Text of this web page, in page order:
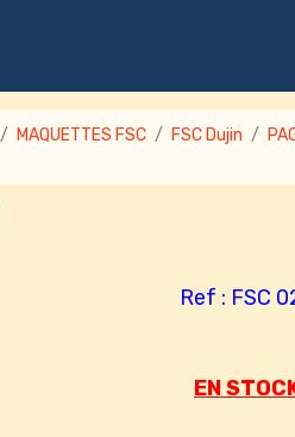
MAQUETTES FSC FSC Dujin
Ref : FSC
EN